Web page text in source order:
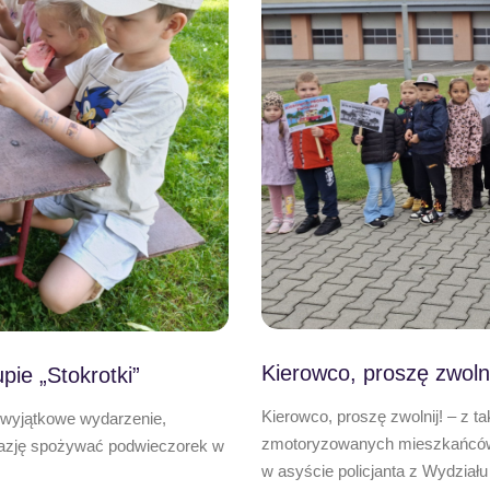
„Stokrotki”
wydarzenie,
spożywać podwieczorek w
Kierowco, proszę
Kierowco, proszę zwolnij! – z
zmotoryzowanych
w asyście policjanta z